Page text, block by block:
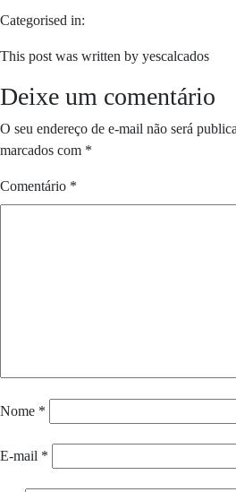
Categorised in:
This post was written by yescalcados
Deixe um comentário
O seu endereço de e-mail não será
marcados com *
Comentário *
Nome *
E-mail *